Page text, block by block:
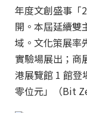
年度文創盛事「
開。本屆延續雙
域。文化策展率
實驗場展出；商
港展覽館 1 館登
零位元」（Bit